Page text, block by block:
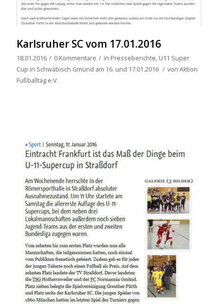
Karlsruher SC vom 17.01.2016
18.01.2016 / 0 Kommentare / in Presseberichte, U11 Super
Cup in Schwäbisch Gmünd am 16. und 17.01.2016 / von Aktion
Fußballtag e.V.